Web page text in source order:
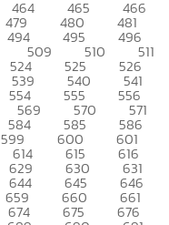
464 465 466
479 480 481
494 495 496
509 510 511
524 525 526
539 540 541
554 555 556
569 570 571
584 585 586
599 600 601
614 615 616
629 630 631
644 645 646
659 660 661
674 675 676